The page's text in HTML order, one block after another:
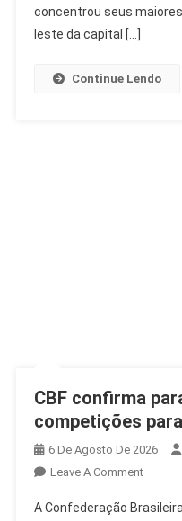
São
concentrou seus
leste da capital […]
Continue Lendo
CBF confirma
competições
6 De Agosto De 2026
Leave A CommentOn
A Confederação